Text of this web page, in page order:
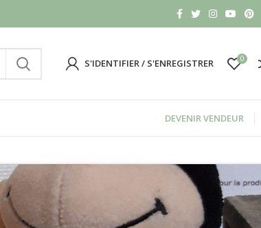
S'IDENTIFIER / S'ENREGISTRER 0
DEVENIR VENDEUR